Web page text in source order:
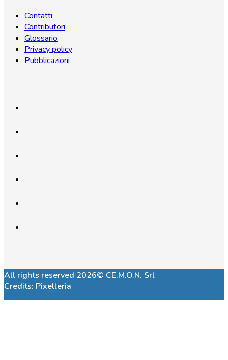
Contatti
Contributori
Glossario
Privacy policy
Pubblicazioni
All rights reserved 2026© CE.M.O.N. Srl
Credits: Pixelleria